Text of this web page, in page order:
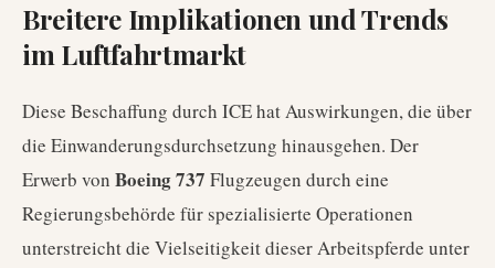
Breitere Implikationen und Trends
im Luftfahrtmarkt
Diese Beschaffung durch ICE hat Auswirkungen, die über
die Einwanderungsdurchsetzung hinausgehen. Der
Erwerb von Boeing 737 Flugzeugen durch eine
Regierungsbehörde für spezialisierte Operationen
unterstreicht die Vielseitigkeit dieser Arbeitspferde unter